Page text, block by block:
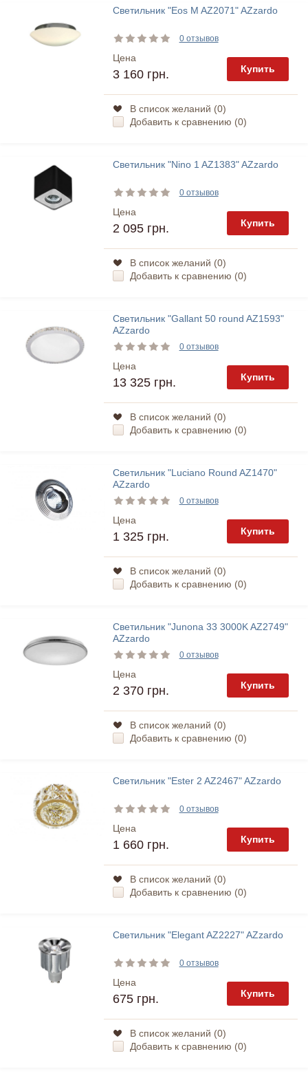
Светильник "Eos M AZ2071" AZzardo
0 отзывов
Цена
3 160 грн. Купить
В список желаний (0)
Добавить к сравнению (0)
Светильник "Nino 1 AZ1383" AZzardo
0 отзывов
Цена
2 095 грн. Купить
В список желаний (0)
Добавить к сравнению (0)
Светильник "Gallant 50 round AZ1593"
AZzardo
0 отзывов
Цена
13 325 грн. Купить
В список желаний (0)
Добавить к сравнению (0)
Светильник "Luciano Round AZ1470"
AZzardo
0 отзывов
Цена
1 325 грн. Купить
В список желаний (0)
Добавить к сравнению (0)
Светильник "Junona 33 3000K AZ2749"
AZzardo
0 отзывов
Цена
2 370 грн. Купить
В список желаний (0)
Добавить к сравнению (0)
Светильник "Ester 2 AZ2467" AZzardo
0 отзывов
Цена
1 660 грн. Купить
В список желаний (0)
Добавить к сравнению (0)
Светильник "Elegant AZ2227" AZzardo
0 отзывов
Цена
675 грн. Купить
В список желаний (0)
Добавить к сравнению (0)